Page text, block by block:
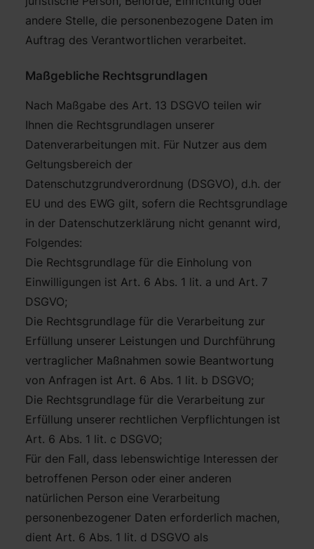
andere Stelle, die personenbezogene Daten im
Auftrag des Verantwortlichen verarbeitet.
Maßgebliche Rechtsgrundlagen
Nach Maßgabe des Art. 13 DSGVO teilen wir
Ihnen die Rechtsgrundlagen unserer
Datenverarbeitungen mit. Für Nutzer aus dem
Geltungsbereich der
Datenschutzgrundverordnung (DSGVO), d.h. der
EU und des EWG gilt, sofern die Rechtsgrundlage
in der Datenschutzerklärung nicht genannt wird,
Folgendes:
Die Rechtsgrundlage für die Einholung von
Einwilligungen ist Art. 6 Abs. 1 lit. a und Art. 7
DSGVO;
Die Rechtsgrundlage für die Verarbeitung zur
Erfüllung unserer Leistungen und Durchführung
vertraglicher Maßnahmen sowie Beantwortung
von Anfragen ist Art. 6 Abs. 1 lit. b DSGVO;
Die Rechtsgrundlage für die Verarbeitung zur
Erfüllung unserer rechtlichen Verpflichtungen ist
Art. 6 Abs. 1 lit. c DSGVO;
Für den Fall, dass lebenswichtige Interessen der
betroffenen Person oder einer anderen
natürlichen Person eine Verarbeitung
personenbezogener Daten erforderlich machen,
dient Art. 6 Abs. 1 lit. d DSGVO als